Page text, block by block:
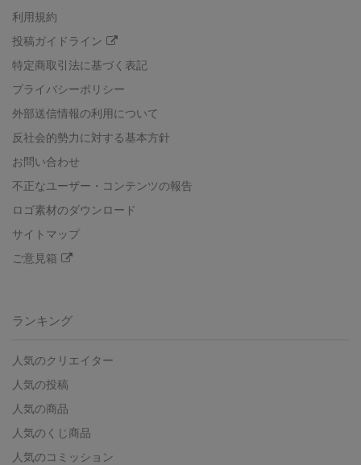
利用規約
投稿ガイドライン
特定商取引法に基づく表記
プライバシーポリシー
外部送信情報の利用について
反社会的勢力に対する基本方針
お問い合わせ
不正なユーザー・コンテンツの報告
ロゴ素材のダウンロード
サイトマップ
ご意見箱
ランキング
人気のクリエイター
人気の投稿
人気の商品
人気のくじ商品
人気のコミッション